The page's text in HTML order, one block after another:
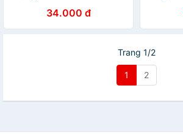
34.000 đ
Trang 1/2
1 2